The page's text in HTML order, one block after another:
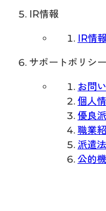
IR情報
IR情報
サポートポリシー
お問
個人
優良
職業
派遣
公的